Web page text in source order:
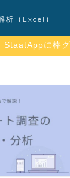
析（Excel）
StaatAppに棒